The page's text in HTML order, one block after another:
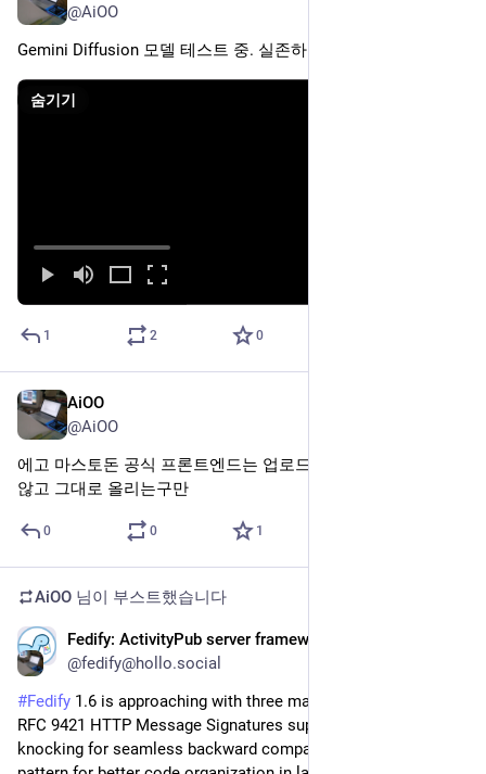
@AiOO
Gemini Diffusion 모델 테스트 중. 실존하는 기술이었다니..
숨기기
AiOO
@AiOO
에고 마스토돈 공식 프론트엔드는 업로드한 영상을 압축하지
않고 그대로 올리는구만
AiOO
Fedify: ActivityPub server framework
@fedify@hollo.social
#Fedify 1.6 is approaching with three major enhancements:
RFC 9421 HTTP Message Signatures support with double-